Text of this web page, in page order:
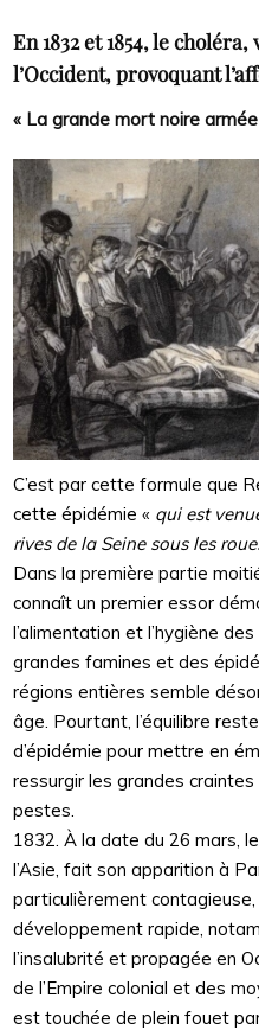
En 1832 et 1854, le
l’Occident, provoquant
« La grande mort noire
C’est par cette formule que
cette épidémie « qui est
rives de la Seine sous les
Dans la première partie
connaît un premier essor
l’alimentation et l’hygiène
grandes famines et des
régions entières semble
âge. Pourtant, l’équilibre
d’épidémie pour mettre en
ressurgir les grandes
pestes.
1832. À la date du 26 mars,
l’Asie, fait son apparition à
particulièrement
développement rapide,
l’insalubrité et propagée en
de l’Empire colonial et des
est touchée de plein fouet